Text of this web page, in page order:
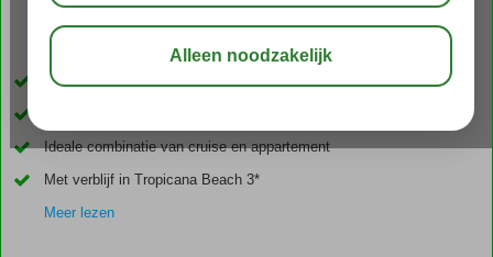
Schitterende cruise langs de Egeïsche Kust
Ideale combinatie van cruise en appartement
Met verblijf in Tropicana Beach 3*
Meer lezen